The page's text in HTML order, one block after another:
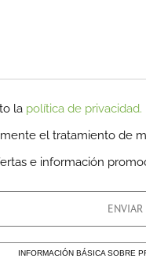
la política de privacidad.
el tratamiento de
e información
INFORMACIÓN BÁSICA SOBRE